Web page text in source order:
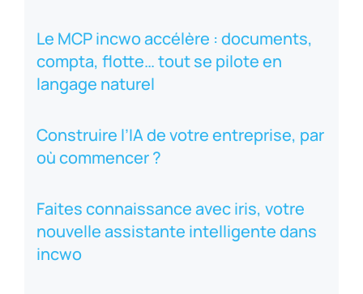
Le MCP incwo accélère : documents,
compta, flotte… tout se pilote en
langage naturel
Construire l’IA de votre entreprise, par
où commencer ?
Faites connaissance avec iris, votre
nouvelle assistante intelligente dans
incwo